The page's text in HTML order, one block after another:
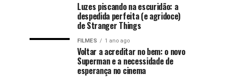
Luzes piscando na escuridão: a
despedida perfeita (e agridoce)
de Stranger Things
FILMES 1 ano ago
Voltar a acreditar no bem: o novo
Superman e a necessidade de
esperança no cinema